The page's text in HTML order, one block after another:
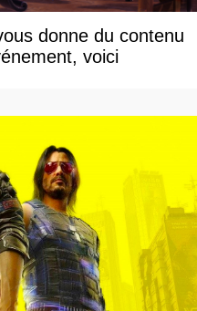
donne du contenu
voici